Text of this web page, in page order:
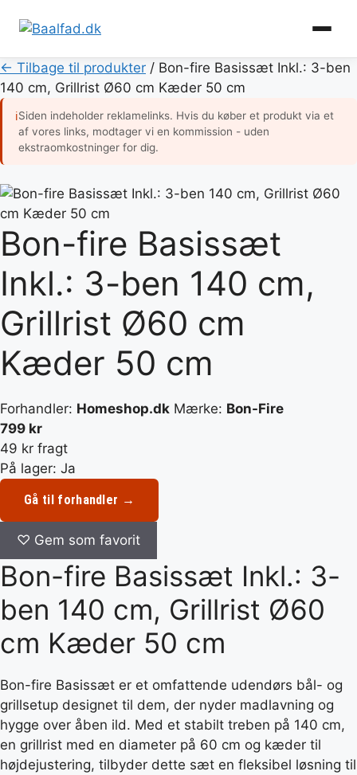
Hop
til
indhold
← Tilbage til produkter / Bon-fire Basissæt Inkl.: 3-ben
140 cm, Grillrist Ø60 cm Kæder 50 cm
ℹSiden indeholder reklamelinks. Hvis du køber et produkt via et
af vores links, modtager vi en kommission - uden
ekstraomkostninger for dig.
Bon-fire Basissæt
Inkl.: 3-ben 140 cm,
Grillrist Ø60 cm
Kæder 50 cm
Forhandler: Homeshop.dk Mærke: Bon-Fire
799 kr
49 kr fragt
På lager: Ja
Gå til forhandler →
♡ Gem som favorit
Bon-fire Basissæt Inkl.: 3-
ben 140 cm, Grillrist Ø60
cm Kæder 50 cm
Bon-fire Basissæt er et omfattende udendørs bål- og
grillsetup designet til dem, der nyder madlavning og
hygge over åben ild. Med et stabilt treben på 140 cm,
en grillrist med en diameter på 60 cm og kæder til
højdejustering, tilbyder dette sæt en fleksibel løsning til